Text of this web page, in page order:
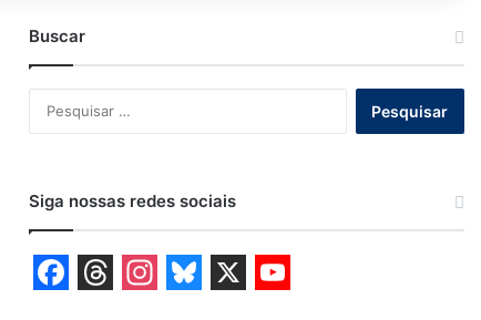
Buscar
por:
Siga nossas redes sociais